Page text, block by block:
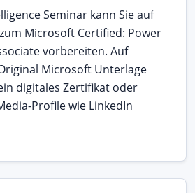
Seminar kann Sie auf
Microsoft Certified: Power
vorbereiten. Auf
Microsoft Unterlage
digitales Zertifikat oder
Profile wie LinkedIn